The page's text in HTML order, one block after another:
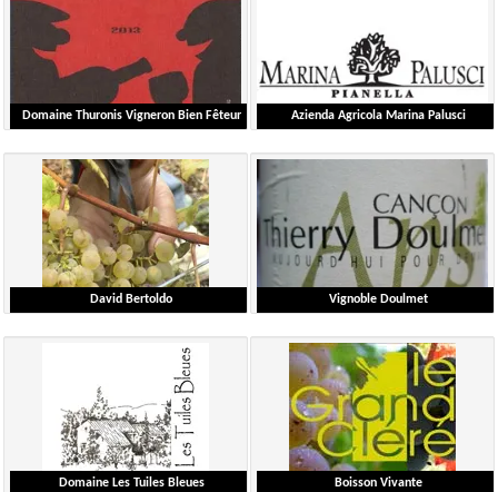
Scheda dettagliata Scheda dettagliata
Domaine Thuronis Vigneron Bien Fêteur
Coulange Alexandre
Languedoc-Roussillon
Scheda dettagliata
Azienda Agricola Marina Palusci
D'Addario Massimiliano
Scheda dettagliata
David Bertoldo
Bertoldo David
Scheda dettagliata
Vignoble Doulmet
Doulmet Thierry
Ardèche
Scheda dettagliata
Domaine Les Tuiles Bleues Boisson Vivante